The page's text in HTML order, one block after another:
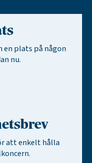
en plats på någon
nu.
att enkelt hålla